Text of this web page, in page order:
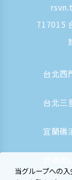
717015
台北西
台北三
宜蘭礁
当グループへの